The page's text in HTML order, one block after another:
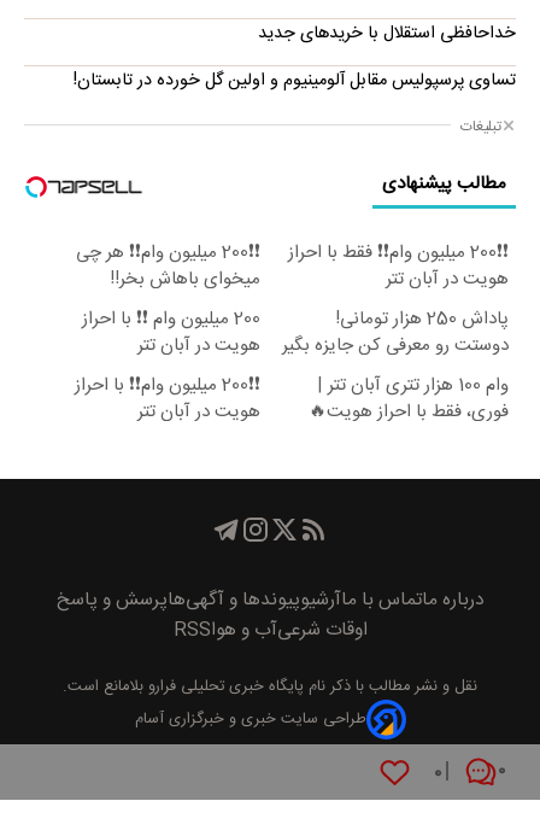
۰ ۰
خداحافظی استقلال با خریدهای جدید
تساوی پرسپولیس مقابل آلومینیوم و اولین گل خورده در تابستان!
تبلیغات
مطالب پیشنهادی
❗❗200 میلیون وام❗❗ فقط با احراز
هویت در آبان تتر
❗❗200 میلیون وام❗❗ هر چی
میخوای باهاش بخر!!
پاداش 250 هزار تومانی!
دوستت رو معرفی کن جایزه بگیر
😍
200 میلیون وام ❗❗ با احراز
هویت در آبان تتر
وام 100 هزار تتری آبان تتر |
فوری، فقط با احراز هویت🔥
❗❗200 میلیون وام❗❗ با احراز
هویت در آبان تتر
درباره ماتماس با ماآرشیوپیوند‌ها و آگهی‌هاپرسش و پاسخ
اوقات شرعیآب و هواRSS
نقل و نشر مطالب با ذکر نام پايگاه خبری تحليلی فراروبلامانع است.
طراحی سایت خبری و خبرگزاری آسام